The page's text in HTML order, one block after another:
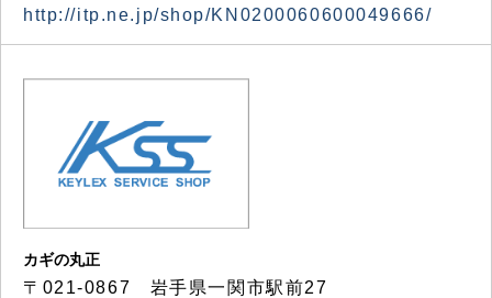
http://itp.ne.jp/shop/KN0200060600049666/
カギの丸正
〒021-0867 岩手県一関市駅前27